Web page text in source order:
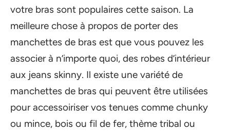
votre bras sont populaires cette saison. La
meilleure chose à propos de porter des
manchettes de bras est que vous pouvez les
associer à n’importe quoi, des robes d’intérieur
aux jeans skinny. Il existe une variété de
manchettes de bras qui peuvent être utilisées
pour accessoiriser vos tenues comme chunky
ou mince, bois ou fil de fer, thème tribal ou